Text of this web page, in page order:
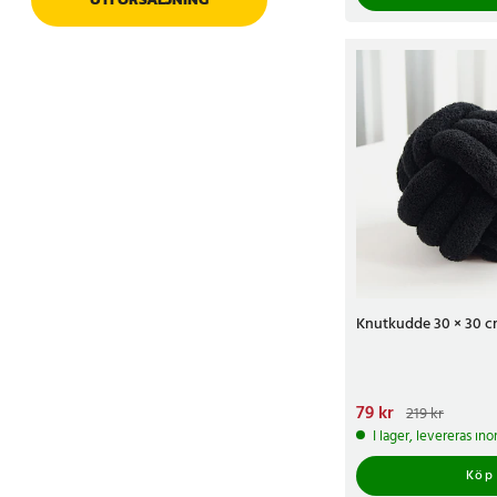
Knutkudde 30 × 30
Nuvarande pris
219 kr
79 kr 219 kr
I lager, levereras
Köp